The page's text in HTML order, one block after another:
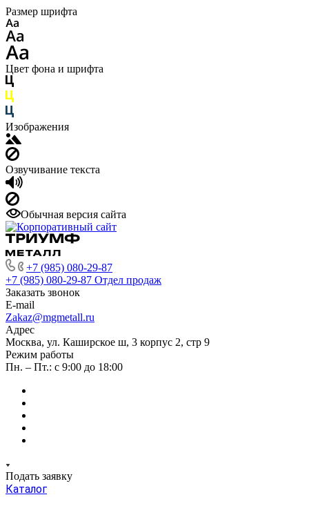
Размер шрифта
Цвет фона и шрифта
Изображения
Озвучивание текста
Обычная версия сайта
+7 (985) 080-29-87
+7 (985) 080-29-87 Отдел продаж
Заказать звонок
E-mail
Zakaz@mgmetall.ru
Адрес
Москва, ул. Каширское ш, 3 корпус 2, стр 9
Режим работы
Пн. – Пт.: с 9:00 до 18:00
Подать заявку
Каталог